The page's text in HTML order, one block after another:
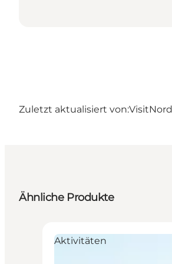
Zuletzt aktualisiert von:
Ähnliche Produkte
Aktivitäten